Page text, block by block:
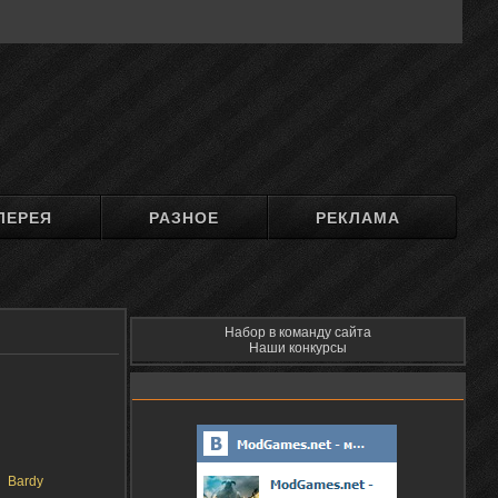
РАЗНОЕ РЕКЛАМА
Bardy
Набор в команду сайта
Наши конкурсы